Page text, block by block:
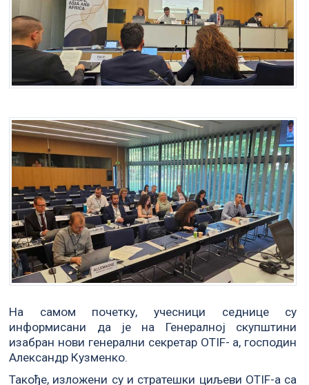
На самом почетку, учесници седнице су
информисани да је на Генералној скупштини
изабран нови генерални секретар OTIF- а, господин
Александр Кузменко.
Такође, изложени су и стратешки циљеви OTIF-а са